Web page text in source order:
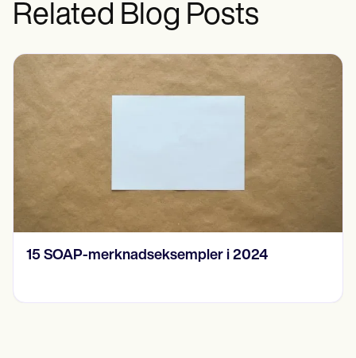
Related Blog Posts
15 SOAP-merknadseksempler i 2024